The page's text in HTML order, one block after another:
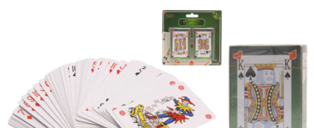
Kolekcia
Zdravie a krása